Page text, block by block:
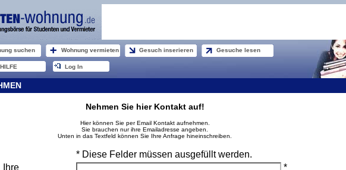
suchen Wohnung vermieten Gesuch inserieren Gesuche lesen
HILFE Log In
Nehmen Sie hier Kontakt auf!
Hier können Sie per Email Kontakt aufnehmen.
Sie brauchen nur ihre Emailadresse angeben.
Unten in das Textfeld können Sie Ihre Anfrage hineinschreiben.
* Diese Felder müssen ausgefüllt werden.
Ihre
*